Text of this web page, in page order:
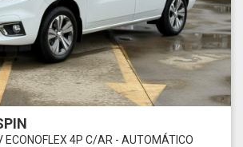
ECONOFLEX 4P C/AR - AUTOMÁTICO